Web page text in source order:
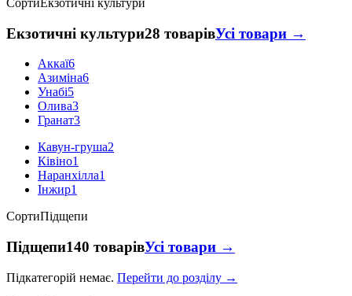
СортиЕкзотичні культури
Екзотичні культури28 товарівУсі товари →
Аккаї6
Азиміна6
Унабі5
Олива3
Гранат3
Кавун-груша2
Ківіно1
Наранхілла1
Інжир1
СортиПідщепи
Підщепи140 товарівУсі товари →
Підкатегорій немає. Перейти до розділу →